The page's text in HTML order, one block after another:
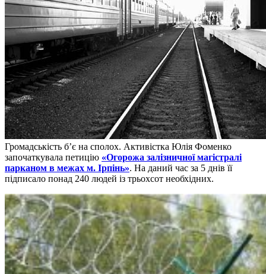
Громадськість б’є на сполох. Активістка Юлія Фоменко
започаткувала петицію «Огорожа залізничної магістралі
парканом в межах м. Ірпінь». На даний час за 5 днів її
підписало понад 240 людей із трьохсот необхідних.